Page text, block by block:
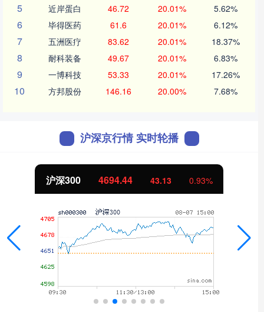
5 近岸蛋白 46.72 20.01% 5.62%
6 毕得医药 61.6 20.01% 6.12%
7 五洲医疗 83.62 20.01% 18.37%
8 耐科装备 49.67 20.01% 6.83%
9 一博科技 53.33 20.01% 17.26%
10 方邦股份 146.16 20.00% 7.68%
沪深京行情 实时轮播
沪深300 4694.44 43.13 0.93%